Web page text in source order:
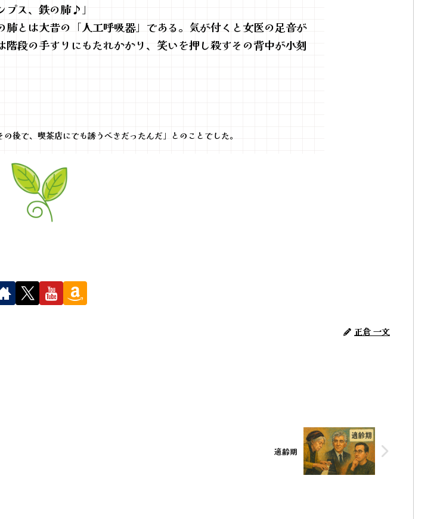
プス、鉄の肺♪」
とは大昔の「人工呼吸器」である。気が付くと女医の足音が
段の手すりにもたれかかり、笑いを押し殺すその背中が小刻
後で、喫茶店にでも誘うべきだったんだ」とのことでした。
正倉 一文
適齢期